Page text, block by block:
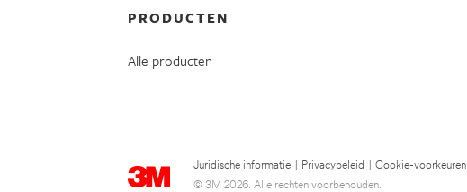
PRODUCTEN
Alle producten
Juridische informatie Privacybeleid
Cookie-voorkeuren
© 3M 2026. Alle rechten voorbehouden.